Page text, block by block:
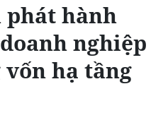
hành
nghiệp
vốn hạ tầng